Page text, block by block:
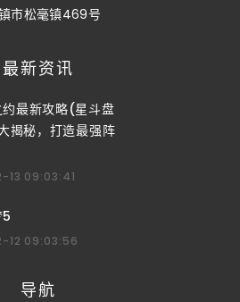
市松毫镇469号
最新资讯
约最新攻略(星斗盘
揭秘，打造最强阵
13 09:03:41
12 09:03:56
导航